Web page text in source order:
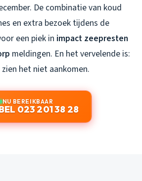
De combinatie van koud
en extra bezoek tijdens de
een piek in impact zeepresten
meldingen. En het vervelende is:
het niet aankomen.
NU BEREIKBAAR
023 201 38 28